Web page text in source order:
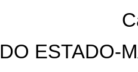
DO ESTADO-